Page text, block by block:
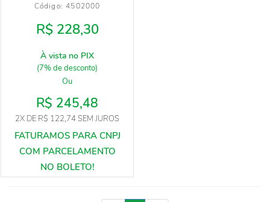
Código: 4502000
R$ 228,30
À vista no PIX
(7% de desconto)
Ou
R$ 245,48
2X DE R$ 122,74 SEM JUROS